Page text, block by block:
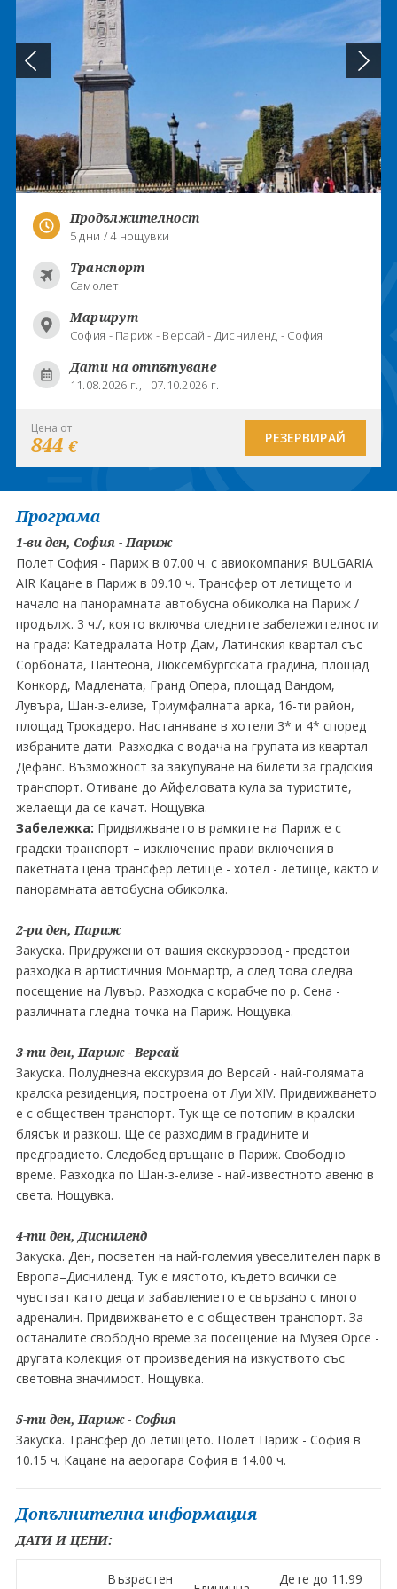
Продължителност
5 дни / 4 нощувки
Транспорт
Самолет
Маршрут
София - Париж - Версай - Дисниленд - София
Дати на отпътуване
11.08.2026 г., 07.10.2026 г.
РЕЗЕРВИРАЙ
Цена от
844 €
Програма
1-ви ден, София - Париж
Полет София - Париж в 07.00 ч. с авиокомпания BULGARIA
AIR Кацане в Париж в 09.10 ч. Трансфер от летището и
начало на панорамната автобусна обиколка на Париж /
продълж. 3 ч./, която включва следните забележителности
на града: Катедралата Нотр Дам, Латинския квартал със
Сорбоната, Пантеона, Люксембургската градина, площад
Конкорд, Мадлената, Гранд Опера, площад Вандом,
Лувъра, Шан-з-елизе, Триумфалната арка, 16-ти район,
площад Трокадеро. Настаняване в хотели 3* и 4* според
избраните дати. Разходка с водача на групата из квартал
Дефанс. Възможност за закупуване на билети за градския
транспорт. Отиване до Айфеловата кула за туристите,
желаещи да се качат. Нощувка.
Забележка: Придвижването в рамките на Париж е с
градски транспорт – изключение прави включения в
пакетната цена трансфер летище - хотел - летище, както и
панорамната автобусна обиколка.
2-ри ден, Париж
Закуска. Придружени от вашия екскурзовод - предстои
разходка в артистичния Монмартр, а след това следва
посещение на Лувър. Разходка с корабче по р. Сена -
различната гледна точка на Париж. Нощувка.
3-ти ден, Париж - Версай
Закуска. Полудневна екскурзия до Версай - най-голямата
кралска резиденция, построена от Луи ХІV. Придвижването
е с обществен транспорт. Тук ще се потопим в кралски
блясък и разкош. Ще се разходим в градините и
предградието. Следобед връщане в Париж. Свободно
време. Разходка по Шан-з-елизе - най-известното авеню в
света. Нощувка.
4-ти ден, Дисниленд
Закуска. Ден, посветен на най-големия увеселителен парк в
Европа–Дисниленд. Тук е мястото, където всички се
чувстват като деца и забавлението е свързано с много
адреналин. Придвижването e с обществен транспорт. За
останалите свободно време за посещение на Музeя Орсе -
другата колекция от произведения на изкуството със
световна значимост. Нощувка.
5-ти ден, Париж - София
Закуска. Трансфер до летището. Полет Париж - София в
10.15 ч. Кацане на аерогара София в 14.00 ч.
Допълнителна информация
ДАТИ И ЦЕНИ:
Възрастен Дете до 11.99